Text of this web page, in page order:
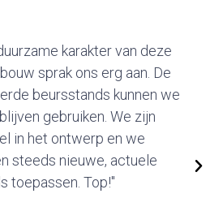
karakter van deze
sprak ons erg aan. De
beursstands kunnen we
gebruiken. We zijn
in het ontwerp en we
steeds nieuwe, actuele
toepassen. Top!"